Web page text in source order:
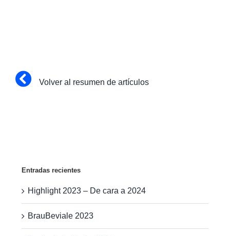
Volver al resumen de artículos
Entradas recientes
Highlight 2023 – De cara a 2024
BrauBeviale 2023